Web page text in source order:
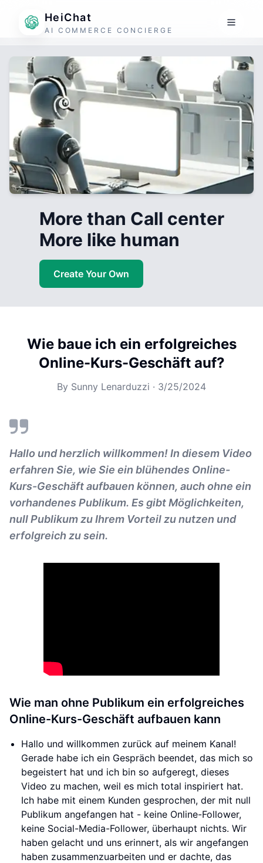
HeiChat
AI COMMERCE CONCIERGE
More than Call center
More like human
Create Your Own
Wie baue ich ein erfolgreiches
Online-Kurs-Geschäft auf?
By Sunny Lenarduzzi · 3/25/2024
Hallo und herzlich willkommen! In diesem Video
erfahren Sie, wie Sie ein blühendes Online-
Kurs-Geschäft aufbauen können, auch ohne ein
vorhandenes Publikum. Es gibt Möglichkeiten,
null Publikum zu Ihrem Vorteil zu nutzen und
erfolgreich zu sein.
Wie man ohne Publikum ein erfolgreiches
Online-Kurs-Geschäft aufbauen kann
Hallo und willkommen zurück auf meinem Kanal!
Gerade habe ich ein Gespräch beendet, das mich so
begeistert hat und ich bin so aufgeregt, dieses
Video zu machen, weil es mich total inspiriert hat.
Ich habe mit einem Kunden gesprochen, der mit null
Publikum angefangen hat - keine Online-Follower,
keine Social-Media-Follower, überhaupt nichts. Wir
haben gelacht und uns erinnert, als wir angefangen
haben zusammenzuarbeiten und er dachte, das